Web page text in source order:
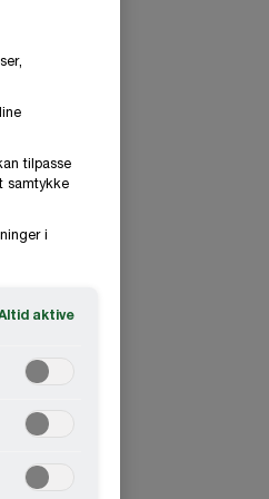
tilpasse
samtykke
i
aktive